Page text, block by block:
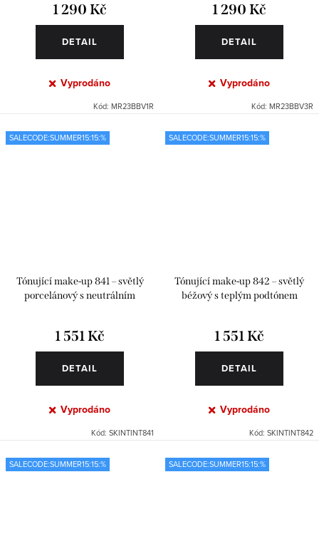
1 290 Kč
DETAIL
Vyprodáno
Kód: MR23BBV1R
1 290 Kč
DETAIL
Vyprodáno
Kód: MR23BBV3R
SALECODE:SUMMER15:15:%
Tónující make-up 841 – světlý
porcelánový s neutrálním
1 551 Kč
DETAIL
Vyprodáno
Kód: SKINTINT841
SALECODE:SUMMER15:15:%
Tónující make-up 842 – světlý
béžový s teplým podtónem
1 551 Kč
DETAIL
Vyprodáno
Kód: SKINTINT842
SALECODE:SUMMER15:15:% SALECODE:SUMMER15:15:%